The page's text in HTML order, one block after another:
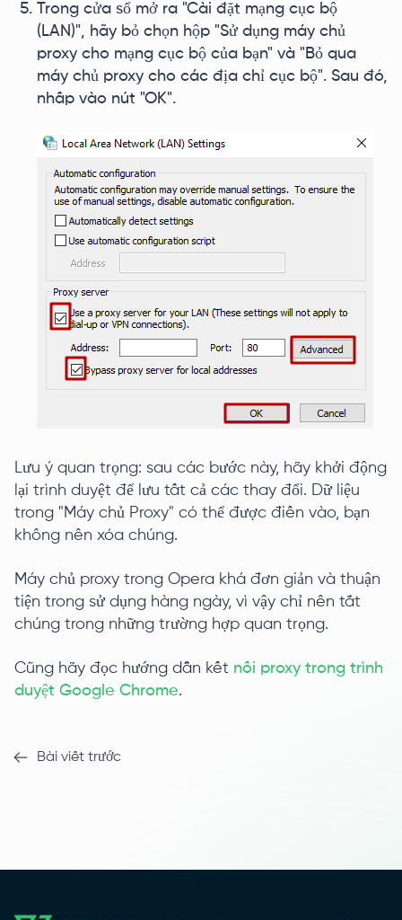
Trong cửa sổ mở ra "Cài đặt mạng cục bộ
(LAN)", hãy bỏ chọn hộp "Sử dụng máy chủ
proxy cho mạng cục bộ của bạn" và "Bỏ qua
máy chủ proxy cho các địa chỉ cục bộ". Sau đó,
nhấp vào nút "OK".
Lưu ý quan trọng: sau các bước này, hãy khởi động
lại trình duyệt để lưu tất cả các thay đổi. Dữ liệu
trong "Máy chủ Proxy" có thể được điền vào, bạn
không nên xóa chúng.
Máy chủ proxy trong Opera khá đơn giản và thuận
tiện trong sử dụng hàng ngày, vì vậy chỉ nên tắt
chúng trong những trường hợp quan trọng.
Cũng hãy đọc hướng dẫn kết nối proxy trong trình
duyệt Google Chrome.
Bài viết trước